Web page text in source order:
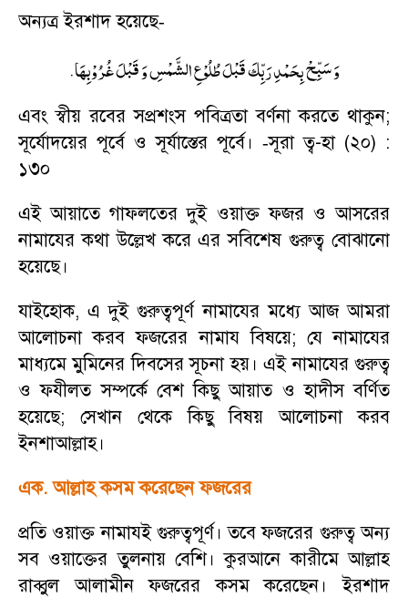
অন্যত্র ইরশাদ হয়েছে-
وَ سَبِّحْ بِحَمْدِ رَبِّكَ قَبْلَ طُلُوْعِ الشَّمْسِ وَ قَبْلَ غُرُوْبِهَا.
এবং স্বীয় রবের সপ্রশংস পবিত্রতা বর্ণনা করতে থাকুন;
সূর্যোদয়ের পূর্বে ও সূর্যাস্তের পূর্বে। -সূরা ত্ব-হা (২০) :
১৩০
এই আয়াতে গাফলতের দুই ওয়াক্ত ফজর ও আসরের
নামাযের কথা উল্লেখ করে এর সবিশেষ গুরুত্ব বোঝানো
হয়েছে।
যাইহোক,এ দুই গুরুত্বপূর্ণ নামাযের মধ্যে আজ আমরা
আলোচনা করব ফজরের নামায বিষয়ে; যে নামাযের
মাধ্যমে মুমিনের দিবসের সূচনা হয়। এই নামাযের গুরুত্ব
ও ফযীলত সম্পর্কে বেশ কিছু আয়াত ও হাদীস বর্ণিত
হয়েছে; সেখান থেকে কিছু বিষয় আলোচনা করব
ইনশাআল্লাহ।
এক. আল্লাহ কসম করেছেন ফজরের
প্রতি ওয়াক্ত নামাযই গুরুত্বপূর্ণ। তবে ফজরের গুরুত্ব অন্য
সব ওয়াক্তের তুলনায় বেশি। কুরআনে কারীমে আল্লাহ
রাব্বুল আলামীন ফজরের কসম করেছেন। ইরশাদ